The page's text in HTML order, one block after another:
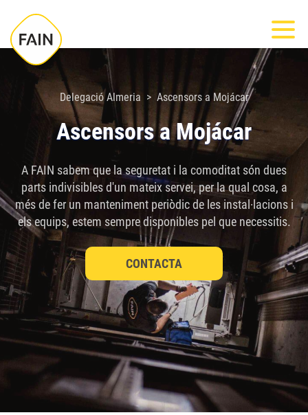
este
sitio
accesibilidad.
Delegació Almeria Ascensors a Mojácar
Ascensors a Mojácar
A FAIN sabem que la seguretat i la comoditat són dues
parts indivisibles d'un mateix servei, per la qual cosa, a
més de fer un manteniment periòdic de les instal·lacions i
els equips, estem sempre disponibles pel que necessitis.
CONTACTA